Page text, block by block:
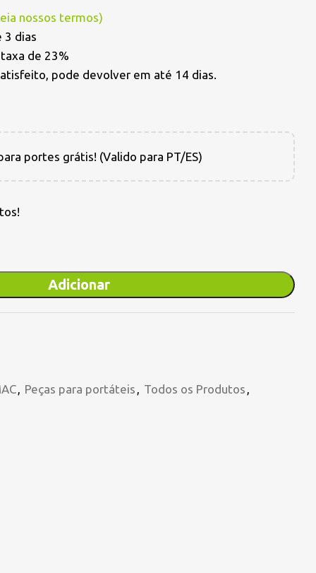
nossos termos)
3 dias
de 23%
pode devolver em até 14 dias.
portes grátis! (Valido para PT/ES)
Adicionar
, Peças para portáteis , Todos os Produtos ,